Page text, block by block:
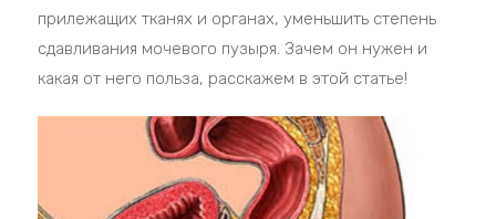
прилежащих тканях и органах, уменьшить степень
сдавливания мочевого пузыря. Зачем он нужен и
какая от него польза, расскажем в этой статье!